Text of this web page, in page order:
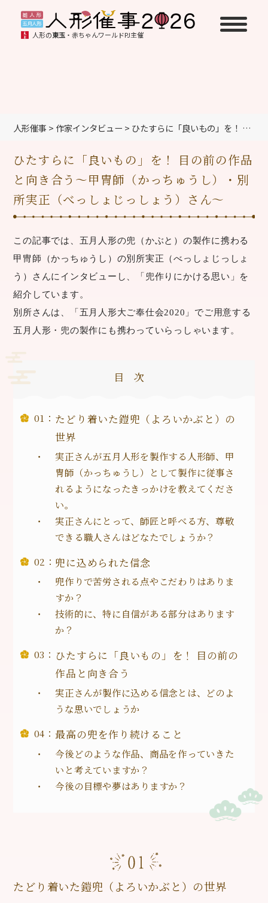
人形の東玉 ・赤ちゃんワールドPJ主催
人形催事 > 作家インタビュー > ひたすらに「良いもの」を！ 目の前の作品と向き合う～甲冑師（かっちゅうし）・別所実正（べっしょじっしょう）さん～
ひたすらに「良いもの」を！ 目の前の作品
と向き合う～甲冑師（かっちゅうし）・別
所実正（べっしょじっしょう）さん～
この記事では、五月人形の兜（かぶと）の製作に携わる
甲冑師（かっちゅうし）の別所実正（べっしょじっしょ
う）さんにインタビューし、「兜作りにかける思い」を
紹介しています。
別所さんは、「五月人形大ご奉仕会2020」でご用意する
五月人形・兜の製作にも携わっていらっしゃいます。
目次
たどり着いた鎧兜（よろいかぶと）の
世界
実正さんが五月人形を製作する人形師、甲
冑師（かっちゅうし）として製作に従事さ
れるようになったきっかけを教えてくださ
い。
実正さんにとって、師匠と呼べる方、尊敬
できる職人さんはどなたでしょうか？
兜に込められた信念
兜作りで苦労される点やこだわりはありま
すか？
技術的に、特に自信がある部分はあります
か？
ひたすらに「良いもの」を！ 目の前の
作品と向き合う
実正さんが製作に込める信念とは、どのよ
うな思いでしょうか
最高の兜を作り続けること
今後どのような作品、商品を作っていきた
いと考えていますか？
今後の目標や夢はありますか？
たどり着いた鎧兜（よろいかぶと）の世界